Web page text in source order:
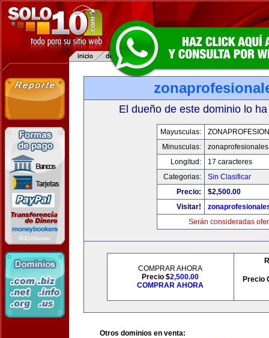
El dueño de este dominio lo
Mayusculas:
Minusculas:
Longitud:
17 caracteres
Categorias:
Sin Clasificar
Precio:
$2,500.00
Visitar!
Serán consideradas
COMPRAR AHORA
Precio $2,500.00
COMPRAR AHORA
Precio
Otros dominios en venta: